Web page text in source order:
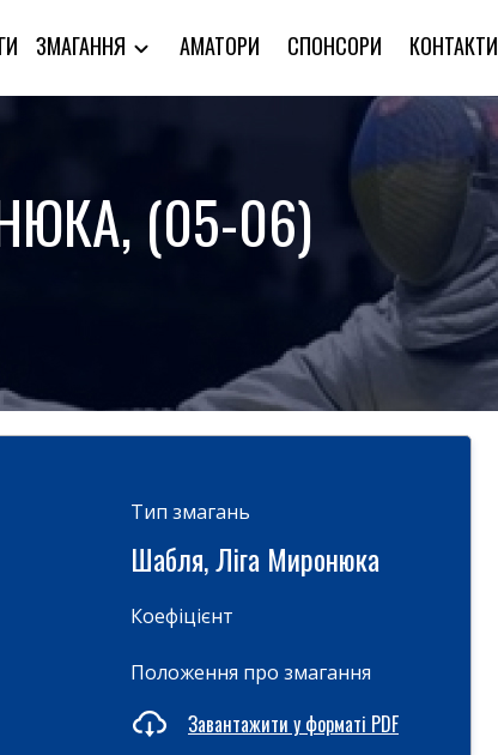
ЗМАГАННЯ АМАТОРИ СПОНСОРИ КОНТАКТИ
(05-06)
Тип змагань
Шабля, Ліга Миронюка
Коефіцієнт
Положення про змагання
Завантажити у форматі PDF